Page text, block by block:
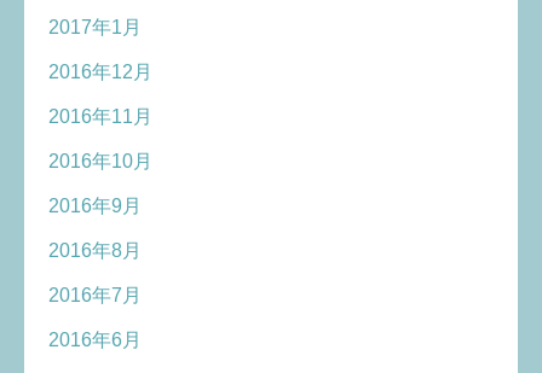
2017年1月
2016年12月
2016年11月
2016年10月
2016年9月
2016年8月
2016年7月
2016年6月